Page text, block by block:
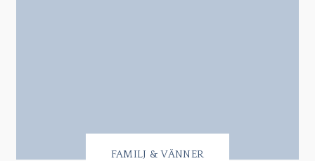
FAMILJ & VÄNNER